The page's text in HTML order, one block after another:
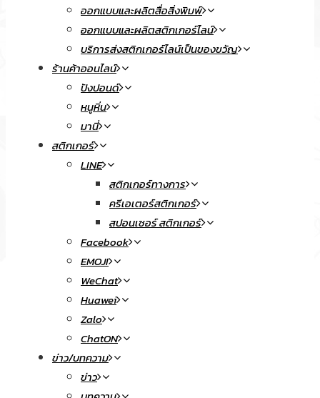
ออกแบบและผลิตสื่อสิ่งพิมพ์
ออกแบบและผลิตสติกเกอร์ไลน์
บริการส่งสติกเกอร์ไลน์เป็นของขวัญ
ร้านค้าออนไลน์
ปังปอนด์
หนูหิ่น
มานี่
สติกเกอร์
LINE
สติกเกอร์ทางการ
ครีเอเตอร์สติกเกอร์
สปอนเซอร์ สติกเกอร์
Facebook
EMOJI
WeChat
Huawei
Zalo
ChatON
ข่าว/บทความ
ข่าว